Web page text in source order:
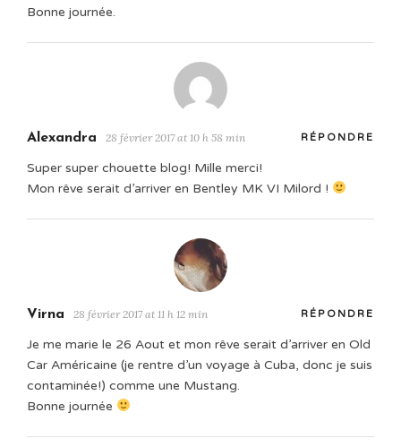
Bonne journée.
Alexandra 28 février 2017 at 10 h 58 min RÉPONDRE
Super super chouette blog! Mille merci!
Mon rêve serait d’arriver en Bentley MK VI Milord !
Virna 28 février 2017 at 11 h 12 min RÉPONDRE
Je me marie le 26 Aout et mon rêve serait d’arriver en Old
Car Américaine (je rentre d’un voyage à Cuba, donc je suis
contaminée!) comme une Mustang.
Bonne journée